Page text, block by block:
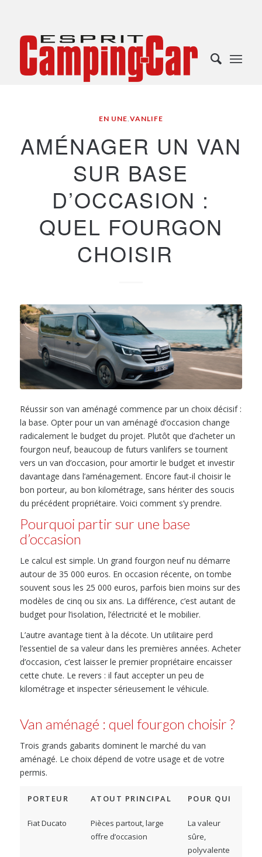
EN UNE,VANLIFE
AMÉNAGER UN VAN
SUR BASE
D’OCCASION :
QUEL FOURGON
CHOISIR
Réussir son van aménagé commence par un choix décisif :
la base. Opter pour un van aménagé d’occasion change
radicalement le budget du projet. Plutôt que d’acheter un
fourgon neuf, beaucoup de futurs vanlifers se tournent
vers un van d’occasion, pour amortir le budget et investir
davantage dans l’aménagement. Encore faut-il choisir le
bon porteur, au bon kilométrage, sans hériter des soucis
du précédent propriétaire. Voici comment s’y prendre.
Pourquoi partir sur une base
d’occasion
Le calcul est simple. Un grand fourgon neuf nu démarre
autour de 35 000 euros. En occasion récente, on tombe
souvent sous les 25 000 euros, parfois bien moins sur des
modèles de cinq ou six ans. La différence, c’est autant de
budget pour l’isolation, l’électricité et le mobilier.
L’autre avantage tient à la décote. Un utilitaire perd
l’essentiel de sa valeur dans les premières années. Acheter
d’occasion, c’est laisser le premier propriétaire encaisser
cette chute. Le revers : il faut accepter un peu de
kilométrage et inspecter sérieusement le véhicule.
Van aménagé : quel fourgon choisir ?
Trois grands gabarits dominent le marché du van
aménagé. Le choix dépend de votre usage et de votre
permis.
PORTEUR ATOUT PRINCIPAL POUR QUI
Fiat Ducato
Pièces partout, large
offre d’occasion
La valeur
sûre,
polyvalente